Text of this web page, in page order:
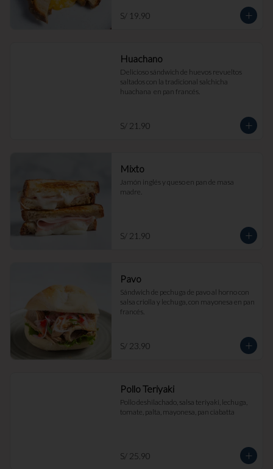
S/ 19.90
Huachano
Delicioso sándwich de huevos revueltos
saltados con la tradicional salchicha
huachana  en pan francés.
S/ 21.90
Mixto
Jamón inglés y queso en pan de masa
madre.
S/ 21.90
Pavo
Sándwich de pechuga de pavo al horno con
salsa criolla y lechuga, con mayonesa en pan
francés.
S/ 23.90
Pollo Teriyaki
Pollo deshilachado, salsa teriyaki, lechuga,
tomate, palta, mayonesa, pan ciabatta
S/ 25.90